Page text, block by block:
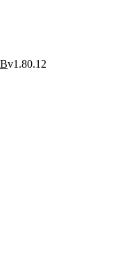
v1.80.12